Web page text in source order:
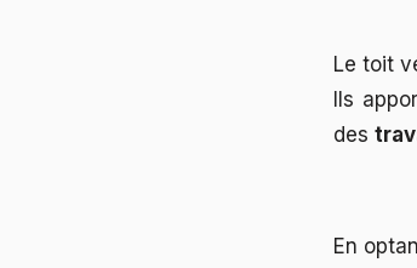
Le toit
Ils
des
En